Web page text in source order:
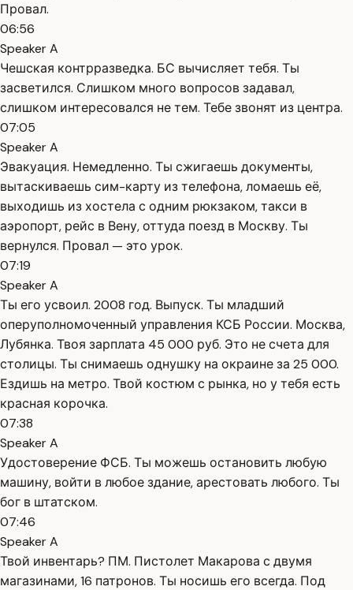
Провал.
06:56
Speaker A
Чешская контрразведка. БС вычисляет тебя. Ты
засветился. Слишком много вопросов задавал,
слишком интересовался не тем. Тебе звонят из центра.
07:05
Speaker A
Эвакуация. Немедленно. Ты сжигаешь документы,
вытаскиваешь сим-карту из телефона, ломаешь её,
выходишь из хостела с одним рюкзаком, такси в
аэропорт, рейс в Вену, оттуда поезд в Москву. Ты
вернулся. Провал — это урок.
07:19
Speaker A
Ты его усвоил. 2008 год. Выпуск. Ты младший
оперуполномоченный управления КСБ России. Москва,
Лубянка. Твоя зарплата 45 000 руб. Это не счета для
столицы. Ты снимаешь однушку на окраине за 25 000.
Ездишь на метро. Твой костюм с рынка, но у тебя есть
красная корочка.
07:38
Speaker A
Удостоверение ФСБ. Ты можешь остановить любую
машину, войти в любое здание, арестовать любого. Ты
бог в штатском.
07:46
Speaker A
Твой инвентарь? ПМ. Пистолет Макарова с двумя
магазинами, 16 патронов. Ты носишь его всегда. Под